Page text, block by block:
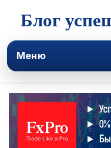
Блог
Меню